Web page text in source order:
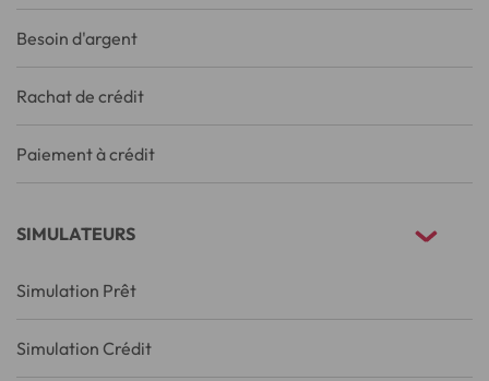
Besoin d'argent
Rachat de crédit
Paiement à crédit
SIMULATEURS
Simulation Prêt
Simulation Crédit